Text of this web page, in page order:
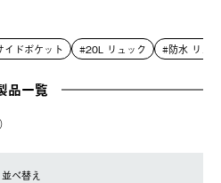
ドポケット #20L リュック #防水 リュ
品一覧
並べ替え